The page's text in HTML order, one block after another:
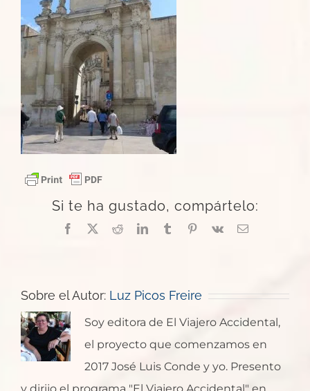
Si te ha gustado, compártelo:
Facebook
X RedditLinkedInTumblrPinterest
Vk
Correo
Sobre el Autor: Luz Picos Freire
Soy editora de El Viajero Accidental,
el proyecto que comenzamos en
2017 José Luis Conde y yo. Presento